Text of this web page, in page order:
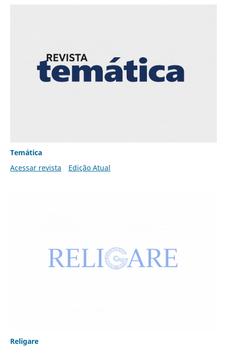
Temática
Acessar revista
Edição Atual
Religare